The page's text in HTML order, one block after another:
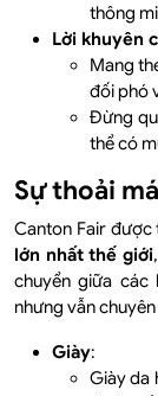
thông
Lời khuyên
Mang
đối phó
Đừng
thể có
Sự thoải
Canton Fair được
lớn nhất thế giới
chuyển giữa
nhưng vẫn
Giày:
Giày da